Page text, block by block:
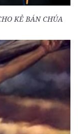
KẺ BÁN CHÚA